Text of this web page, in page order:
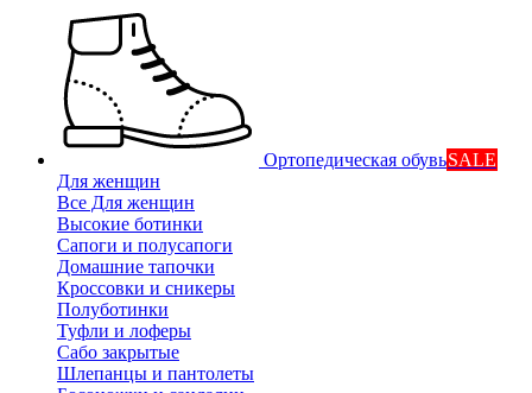
Ортопедическая обувьSALE
Для женщин
Все Для женщин
Высокие ботинки
Сапоги и полусапоги
Домашние тапочки
Кроссовки и сникеры
Полуботинки
Туфли и лоферы
Сабо закрытые
Шлепанцы и пантолеты